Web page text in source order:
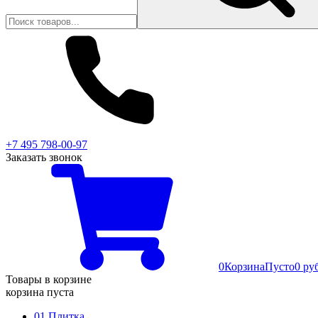
+7 495 798-00-97
Заказать звонок
0КорзинаПусто0
Товары в корзине
корзина пуста